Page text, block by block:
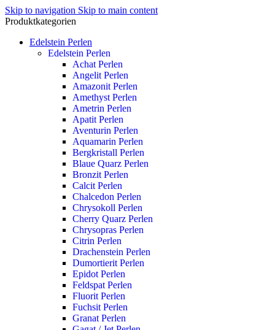
Skip to navigation Skip to main content
Produktkategorien
Edelstein Perlen
Edelstein Perlen
Achat Perlen
Angelit Perlen
Amazonit Perlen
Amethyst Perlen
Ametrin Perlen
Apatit Perlen
Aventurin Perlen
Aquamarin Perlen
Bergkristall Perlen
Blaue Quarz Perlen
Bronzit Perlen
Calcit Perlen
Chalcedon Perlen
Chrysokoll Perlen
Cherry Quarz Perlen
Chrysopras Perlen
Citrin Perlen
Drachenstein Perlen
Dumortierit Perlen
Epidot Perlen
Feldspat Perlen
Fluorit Perlen
Fuchsit Perlen
Granat Perlen